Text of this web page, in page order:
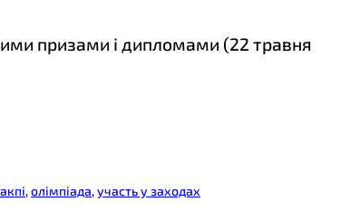
призами і дипломами (22 травня
, олімпіада, участь у заходах